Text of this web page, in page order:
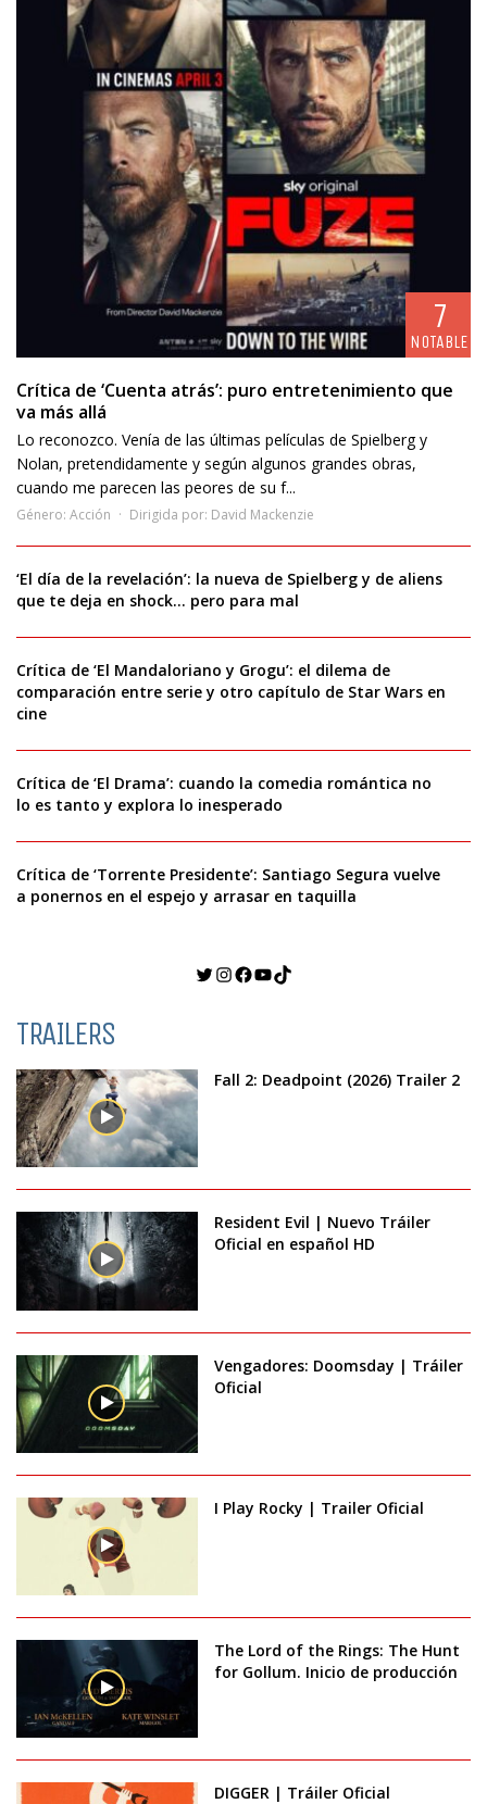
7
NOTABLE
Crítica de ‘Cuenta atrás’: puro entretenimiento que
va más allá
Lo reconozco. Venía de las últimas películas de Spielberg y
Nolan, pretendidamente y según algunos grandes obras,
cuando me parecen las peores de su f...
Género: Acción Dirigida por: David Mackenzie
‘El día de la revelación’: la nueva de Spielberg y de aliens
que te deja en shock… pero para mal
Crítica de ‘El Mandaloriano y Grogu’: el dilema de
comparación entre serie y otro capítulo de Star Wars en
cine
Crítica de ‘El Drama’: cuando la comedia romántica no
lo es tanto y explora lo inesperado
Crítica de ‘Torrente Presidente’: Santiago Segura vuelve
a ponernos en el espejo y arrasar en taquilla
Twitter
Instagram
Facebook
YouTube
TikTok
TRAILERS
Fall 2: Deadpoint (2026) Trailer 2
Resident Evil | Nuevo Tráiler
Oficial en español HD
Vengadores: Doomsday | Tráiler
Oficial
I Play Rocky | Trailer Oficial
The Lord of the Rings: The Hunt
for Gollum. Inicio de producción
DIGGER | Tráiler Oficial